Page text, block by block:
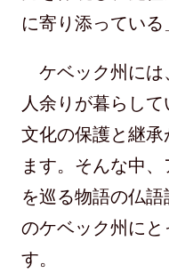
に寄り添っている
ケベック州に
人余りが暮らし
文化の保護と継
ます。そんな中
を巡る物語の仏
のケベック州に
す。